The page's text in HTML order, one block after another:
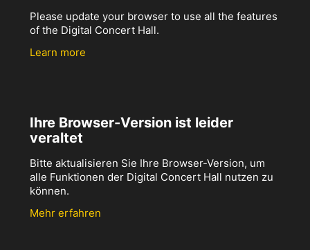
Please update your browser to use all the features
of the Digital Concert Hall.
Learn more
Ihre Browser-Version ist leider
veraltet
Bitte aktualisieren Sie Ihre Browser-Version, um
alle Funktionen der Digital Concert Hall nutzen zu
können.
Mehr erfahren